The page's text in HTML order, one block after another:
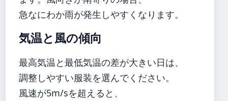
急なにわか雨が発生しやすくなります。
気温と風の傾向
最高気温と最低気温の差が大きい日は、
調整しやすい服装を選んでください。
風速が5m/sを超えると、